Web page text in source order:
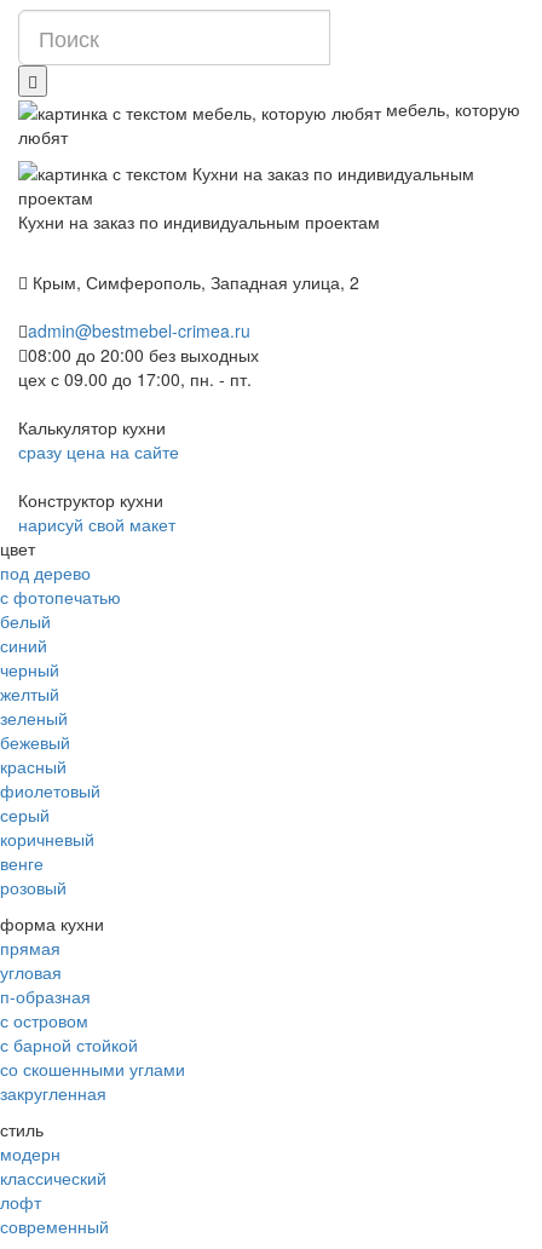
мебель, которую
любят
Кухни на заказ по индивидуальным проектам
Крым, Симферополь, Западная улица, 2
admin@bestmebel-crimea.ru
08:00 до 20:00 без выходных
цех с 09.00 до 17:00, пн. - пт.
Калькулятор кухни
сразу цена на сайте
Конструктор кухни
нарисуй свой макет
цвет
под дерево
с фотопечатью
белый
синий
черный
желтый
зеленый
бежевый
красный
фиолетовый
серый
коричневый
венге
розовый
форма кухни
прямая
угловая
п-образная
с островом
с барной стойкой
со скошенными углами
закругленная
стиль
модерн
классический
лофт
современный